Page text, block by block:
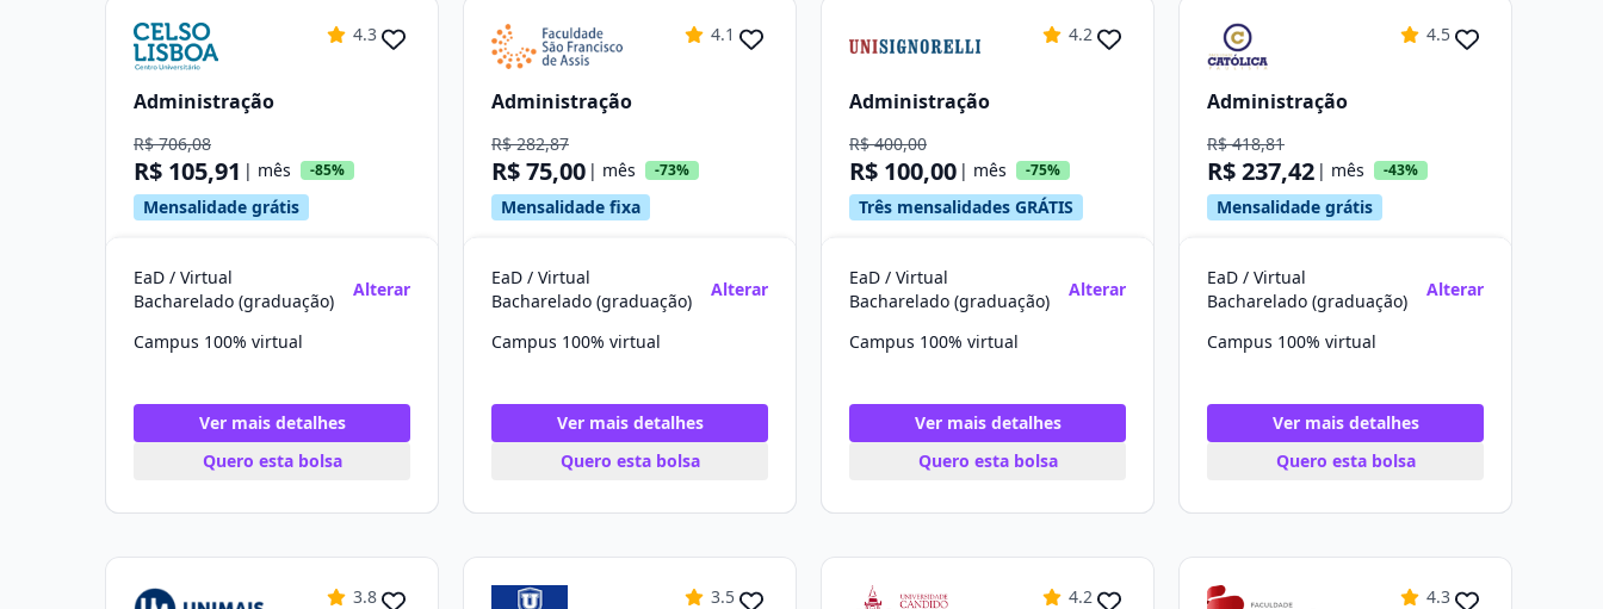
4.3
Administração
R$ 706,08
R$ 105,91 | mês -85%
Mensalidade grátis
EaD / Virtual
Bacharelado (graduação)
Alterar
Campus 100% virtual
Ver mais detalhes
Quero esta bolsa
4.1
Administração
R$ 282,87
R$ 75,00 | mês -73%
Mensalidade fixa
EaD / Virtual
Bacharelado (graduação)
Alterar
Campus 100% virtual
Ver mais detalhes
Quero esta bolsa
4.2
Administração
R$ 400,00
R$ 100,00 | mês -75%
Três mensalidades GRÁTIS
EaD / Virtual
Bacharelado (graduação)
Alterar
Campus 100% virtual
Ver mais detalhes
Quero esta bolsa
4.5
Administração
R$ 418,81
R$ 237,42 | mês -43%
Mensalidade grátis
EaD / Virtual
Bacharelado (graduação)
Alterar
Campus 100% virtual
Ver mais detalhes
Quero esta bolsa
3.8 3.5 4.2 4.3